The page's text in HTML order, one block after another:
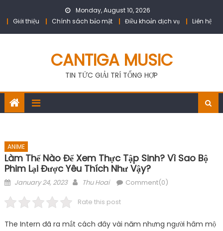
Monday, August 10, 2026
Giới thiệu
Chính sách bảo mật Điều khoản dịch vụ Liên hệ
CANTIGA MUSIC
TIN TỨC GIẢI TRÍ TỔNG HỢP
ANIME
Làm Thế Nào Để Xem Thực Tập Sinh? Vì Sao Bộ
Phim Lại Được Yêu Thích Như Vậy?
Posted
January 24, 2023 Author
Thu Hoai Comment(0)
Rate this post
The Intern đã ra mắt cách đây vài năm nhưng người hâm mộ